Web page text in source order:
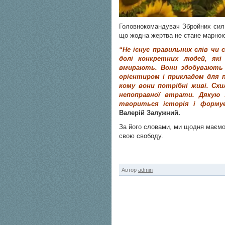
Головнокомандувач Збройних
що жодна жертва не стане
“Не існує правильних слів
долі конкретних людей,
вмирають. Вони здобувають
орієнтиром і прикладом для
кому вони потрібні живі.
непоправної втрати. Дякую
твориться історія і
Валерій Залужний.
За його словами, ми щодня маємо
свою свободу.
Автор admin